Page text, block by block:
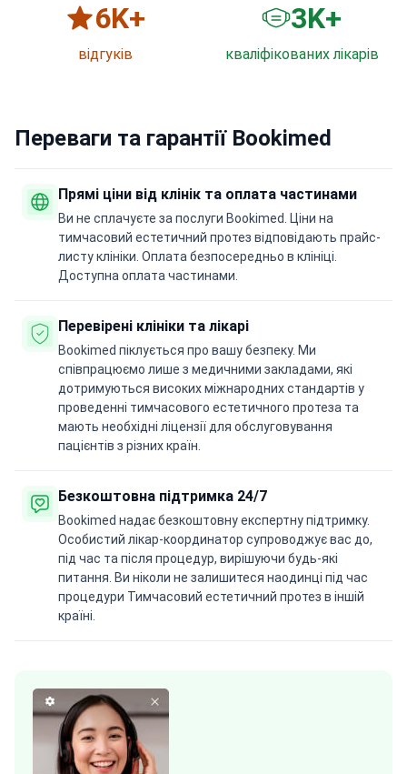
6K+
відгуків
3K+
кваліфікованих лікарів
Переваги та гарантії Bookimed
Прямі ціни від клінік та оплата частинами
Ви не сплачуєте за послуги Bookimed. Ціни на
тимчасовий естетичний протез відповідають прайс-
листу клініки. Оплата безпосередньо в клініці.
Доступна оплата частинами.
Перевірені клініки та лікарі
Bookimed піклується про вашу безпеку. Ми
співпрацюємо лише з медичними закладами, які
дотримуються високих міжнародних стандартів у
проведенні тимчасового естетичного протеза та
мають необхідні ліцензії для обслуговування
пацієнтів з різних країн.
Безкоштовна підтримка 24/7
Bookimed надає безкоштовну експертну підтримку.
Особистий лікар-координатор супроводжує вас до,
під час та після процедур, вирішуючи будь-які
питання. Ви ніколи не залишитеся наодинці під час
процедури Тимчасовий естетичний протез в іншій
країні.